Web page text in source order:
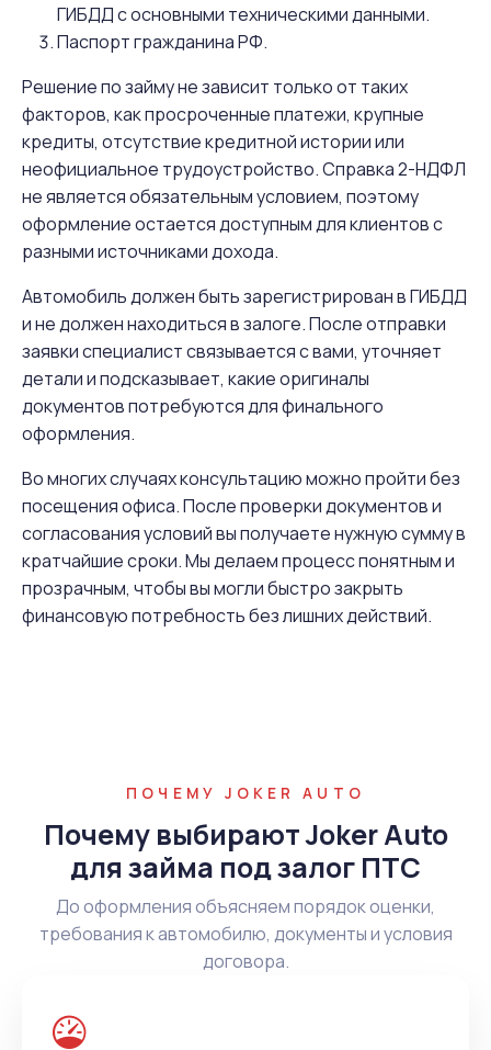
ГИБДД с основными техническими данными.
Паспорт гражданина РФ.
Решение по займу не зависит только от таких
факторов, как просроченные платежи, крупные
кредиты, отсутствие кредитной истории или
неофициальное трудоустройство. Справка 2-НДФЛ
не является обязательным условием, поэтому
оформление остается доступным для клиентов с
разными источниками дохода.
Автомобиль должен быть зарегистрирован в ГИБДД
и не должен находиться в залоге. После отправки
заявки специалист связывается с вами, уточняет
детали и подсказывает, какие оригиналы
документов потребуются для финального
оформления.
Во многих случаях консультацию можно пройти без
посещения офиса. После проверки документов и
согласования условий вы получаете нужную сумму в
кратчайшие сроки. Мы делаем процесс понятным и
прозрачным, чтобы вы могли быстро закрыть
финансовую потребность без лишних действий.
ПОЧЕМУ JOKER AUTO
Почему выбирают Joker Auto
для займа под залог ПТС
До оформления объясняем порядок оценки,
требования к автомобилю, документы и условия
договора.